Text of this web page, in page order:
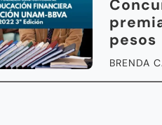
pesos
BRENDA